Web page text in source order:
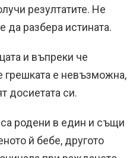
резултатите. Не
разбера истината.
и въпреки че
грешката е невъзможна,
досиетата си.
родени в един и същи
й бебе, другото